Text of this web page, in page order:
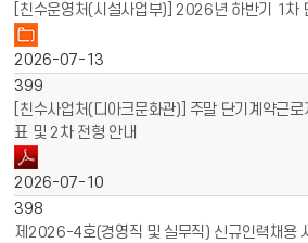
[친수운영처(시설사업부)] 2026년 하반기 1차
2026-07-13
399
[친수사업처(디아크문화관)] 주말 단기계약근
표 및 2차 전형 안내
2026-07-10
398
제2026-4호(경영직 및 실무직) 신규인력채용